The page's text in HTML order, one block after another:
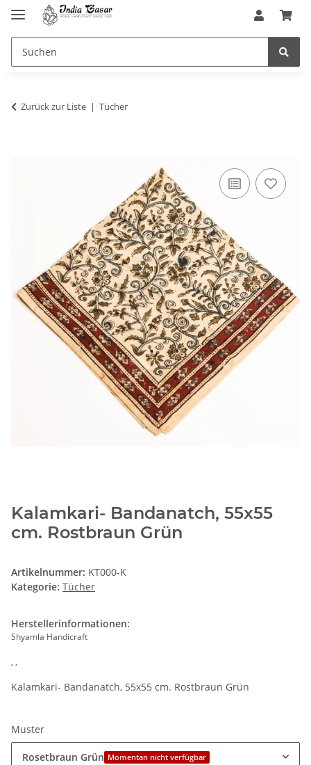
Zurück zur Liste Tücher
Kalamkari- Bandanatch, 55x55
cm. Rostbraun Grün
Artikelnummer: KT000-K
Kategorie: Tücher
Herstellerinformationen:
Shyamla Handicraft
, ,
Kalamkari- Bandanatch, 55x55 cm. Rostbraun Grün
Muster
Rosetbraun Grün Momentan nicht verfügbar